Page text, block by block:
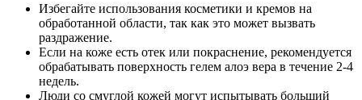
Избегайте использования косметики и кремов на
обработанной области, так как это может вызвать
раздражение.
Если на коже есть отек или покраснение, рекомендуется
обрабатывать поверхность гелем алоэ вера в течение 2-4
недель.
Люди со смуглой кожей могут испытывать больший